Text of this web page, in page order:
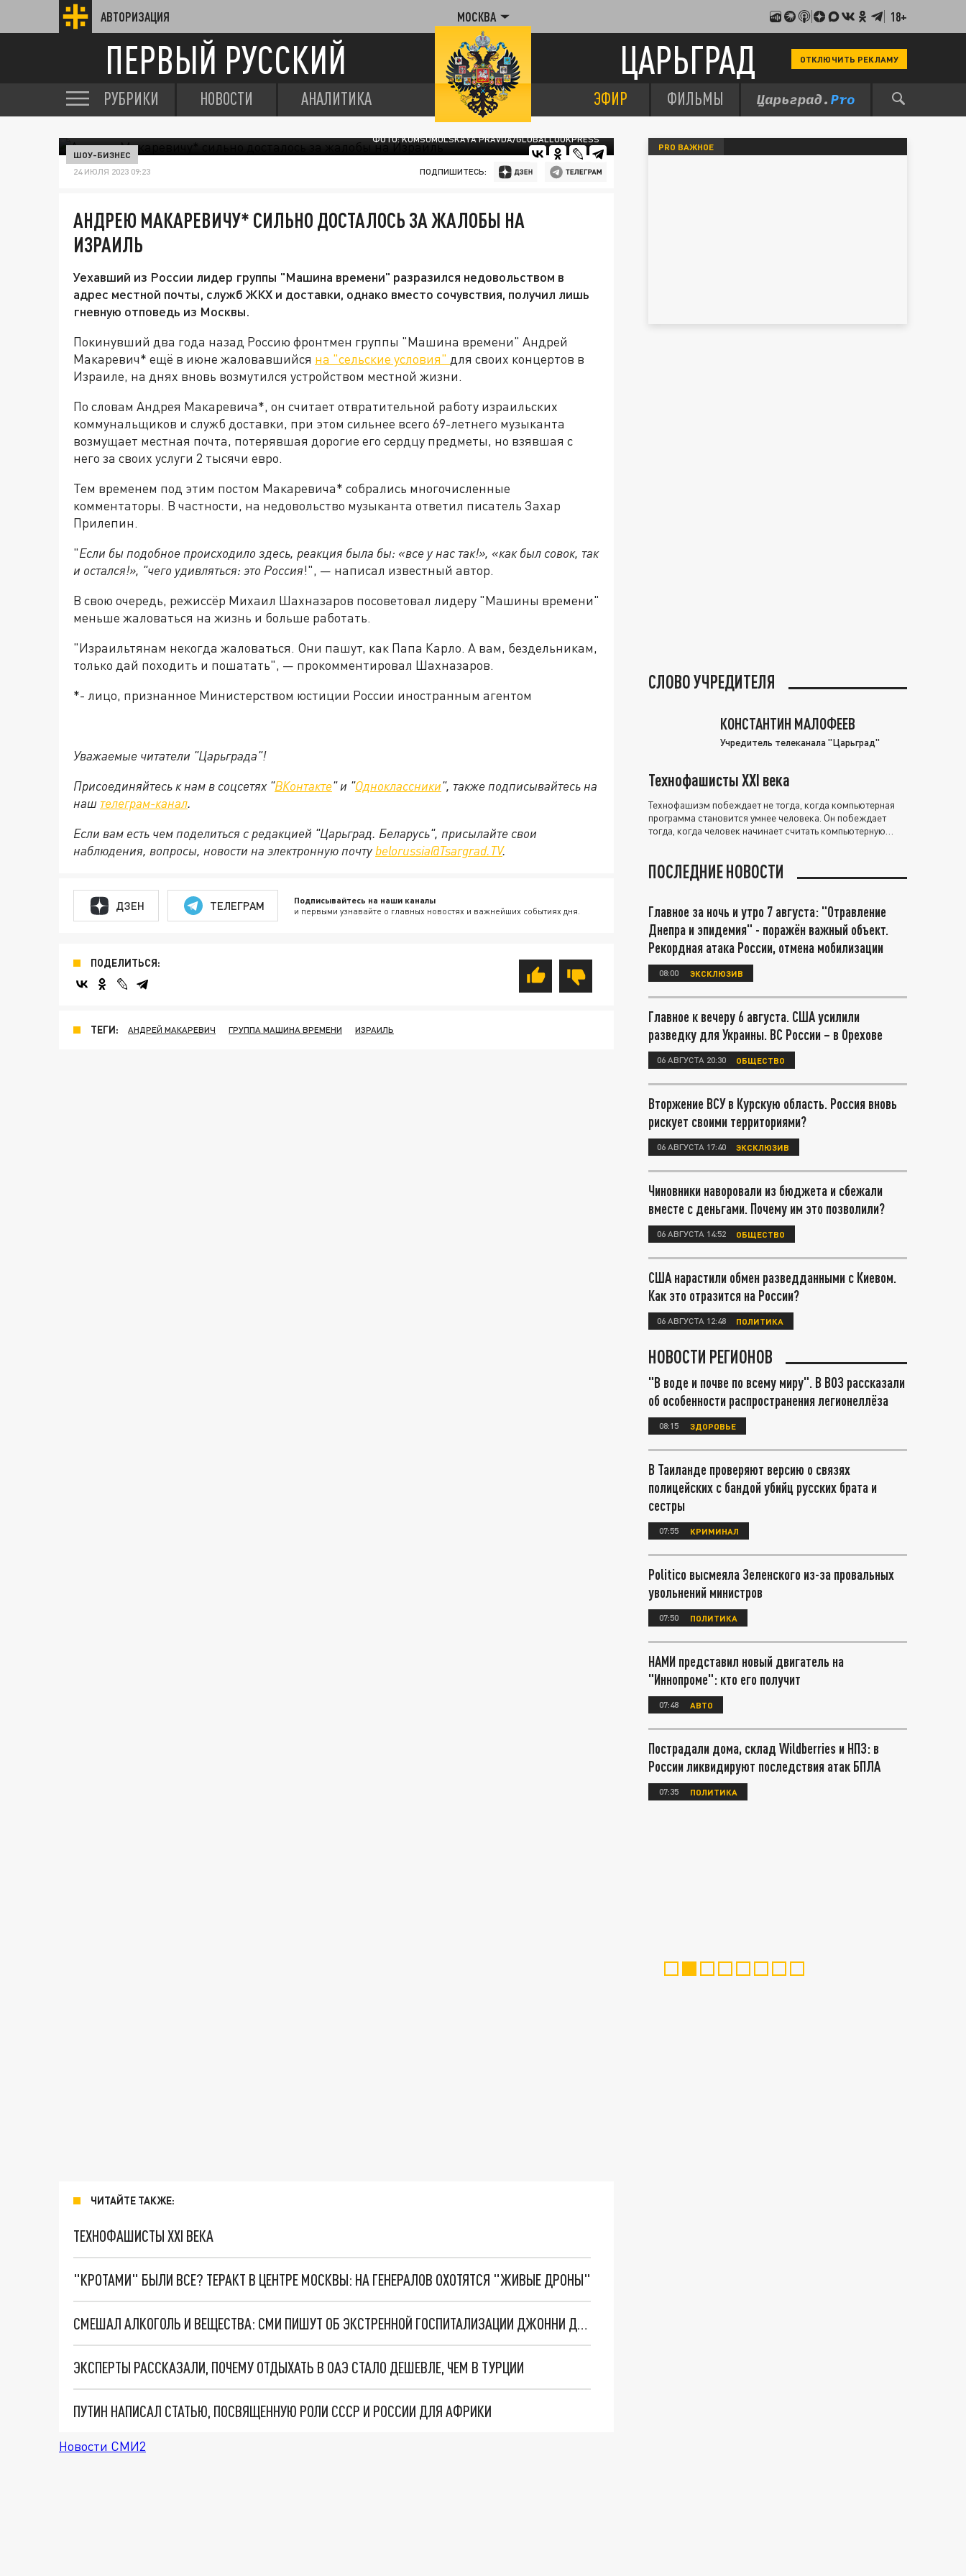
АВТОРИЗАЦИЯ МОСКВА 18+
ПЕРВЫЙ РУССКИЙ ЦАРЬГРАД ОТКЛЮЧИТЬ РЕКЛАМУ
РУБРИКИ НОВОСТИ АНАЛИТИКА ЭФИР ФИЛЬМЫ
ФОТО: KOMSOMOLSKAYA PRAVDA/GLOBALLOOKPRESS
ШОУ-БИЗНЕС
24 ИЮЛЯ 2023 09:23 ПОДПИШИТЕСЬ:
АНДРЕЮ МАКАРЕВИЧУ* СИЛЬНО ДОСТАЛОСЬ ЗА ЖАЛОБЫ НА
ИЗРАИЛЬ
Уехавший из России лидер группы "Машина времени" разразился недовольством в
адрес местной почты, служб ЖКХ и доставки, однако вместо сочувствия, получил лишь
гневную отповедь из Москвы.
Покинувший два года назад Россию фронтмен группы "Машина времени" Андрей
Макаревич* ещё в июне жаловавшийся на "сельские условия" для своих концертов в
Израиле, на днях вновь возмутился устройством местной жизни.
По словам Андрея Макаревича*, он считает отвратительной работу израильских
коммунальщиков и служб доставки, при этом сильнее всего 69-летнего музыканта
возмущает местная почта, потерявшая дорогие его сердцу предметы, но взявшая с
него за своих услуги 2 тысячи евро.
Тем временем под этим постом Макаревича* собрались многочисленные
комментаторы. В частности, на недовольство музыканта ответил писатель Захар
Прилепин.
"Если бы подобное происходило здесь, реакция была бы: «все у нас так!», «как был совок, так
и остался!», "чего удивляться: это Россия!", — написал известный автор.
В свою очередь, режиссёр Михаил Шахназаров посоветовал лидеру "Машины времени"
меньше жаловаться на жизнь и больше работать.
"Израильтянам некогда жаловаться. Они пашут, как Папа Карло. А вам, бездельникам,
только дай походить и пошатать", — прокомментировал Шахназаров.
*- лицо, признанное Министерством юстиции России иностранным агентом
Уважаемые читатели "Царьграда"!
Присоединяйтесь к нам в соцсетях "ВКонтакте" и "Одноклассники", также подписывайтесь на
наш телеграм-канал.
Если вам есть чем поделиться с редакцией "Царьград. Беларусь", присылайте свои
наблюдения, вопросы, новости на электронную почту belorussia@Tsargrad.TV.
ДЗЕН ТЕЛЕГРАМ Подписывайтесь на наши каналы
и первыми узнавайте о главных новостях и важнейших событиях дня.
ПОДЕЛИТЬСЯ:
ТЕГИ: АНДРЕЙ МАКАРЕВИЧ ГРУППА МАШИНА ВРЕМЕНИ ИЗРАИЛЬ
ЧИТАЙТЕ ТАКЖЕ:
ТЕХНОФАШИСТЫ XXI ВЕКА
"КРОТАМИ" БЫЛИ ВСЕ? ТЕРАКТ В ЦЕНТРЕ МОСКВЫ: НА ГЕНЕРАЛОВ ОХОТЯТСЯ "ЖИВЫЕ ДРОНЫ"
СМЕШАЛ АЛКОГОЛЬ И ВЕЩЕСТВА: СМИ ПИШУТ ОБ ЭКСТРЕННОЙ ГОСПИТАЛИЗАЦИИ ДЖОННИ ДЕППА В ВЕНГРИИ
ЭКСПЕРТЫ РАССКАЗАЛИ, ПОЧЕМУ ОТДЫХАТЬ В ОАЭ СТАЛО ДЕШЕВЛЕ, ЧЕМ В ТУРЦИИ
ПУТИН НАПИСАЛ СТАТЬЮ, ПОСВЯЩЕННУЮ РОЛИ СССР И РОССИИ ДЛЯ АФРИКИ
Новости СМИ2
PRO ВАЖНОЕ
СЛОВО УЧРЕДИТЕЛЯ
КОНСТАНТИН МАЛОФЕЕВ
Учредитель телеканала "Царьград"
Технофашисты XXI века
Технофашизм побеждает не тогда, когда компьютерная
программа становится умнее человека. Он побеждает
тогда, когда человек начинает считать компьютерную
ПОСЛЕДНИЕ НОВОСТИ
Главное за ночь и утро 7 августа: "Отравление
Днепра и эпидемия" - поражён важный объект.
Рекордная атака России, отмена мобилизации
08:00 ЭКСКЛЮЗИВ
Главное к вечеру 6 августа. США усилили
разведку для Украины. ВС России – в Орехове
06 АВГУСТА 20:30 ОБЩЕСТВО
Вторжение ВСУ в Курскую область. Россия вновь
рискует своими территориями?
06 АВГУСТА 17:40 ЭКСКЛЮЗИВ
Чиновники наворовали из бюджета и сбежали
вместе с деньгами. Почему им это позволили?
06 АВГУСТА 14:52 ОБЩЕСТВО
США нарастили обмен разведданными с Киевом.
Как это отразится на России?
06 АВГУСТА 12:48 ПОЛИТИКА
НОВОСТИ РЕГИОНОВ
"В воде и почве по всему миру". В ВОЗ рассказали
об особенности распространения легионеллёза
08:15 ЗДОРОВЬЕ
В Таиланде проверяют версию о связях
полицейских с бандой убийц русских брата и
сестры
07:55 КРИМИНАЛ
Politico высмеяла Зеленского из-за провальных
увольнений министров
07:50 ПОЛИТИКА
НАМИ представил новый двигатель на
"Иннопроме": кто его получит
07:48 АВТО
Пострадали дома, склад Wildberries и НПЗ: в
России ликвидируют последствия атак БПЛА
07:35 ПОЛИТИКА